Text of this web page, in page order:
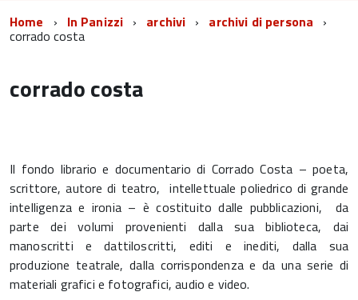
Home In Panizzi archivi archivi di persona
corrado costa
corrado costa
Il fondo librario e documentario di Corrado Costa – poeta,
scrittore, autore di teatro, intellettuale poliedrico di grande
intelligenza e ironia – è costituito dalle pubblicazioni, da
parte dei volumi provenienti dalla sua biblioteca, dai
manoscritti e dattiloscritti, editi e inediti, dalla sua
produzione teatrale, dalla corrispondenza e da una serie di
materiali grafici e fotografici, audio e video.